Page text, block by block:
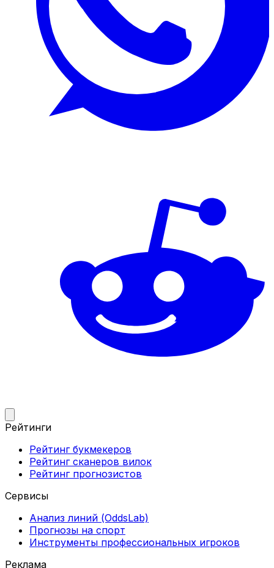
Рейтинги
Рейтинг букмекеров
Рейтинг сканеров вилок
Рейтинг прогнозистов
Сервисы
Анализ линий (OddsLab)
Прогнозы на спорт
Инструменты профессиональных игроков
Реклама